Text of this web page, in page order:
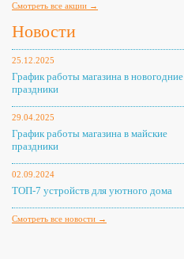
Смотреть все акции →
Новости
25.12.2025
График работы магазина в новогодние
праздники
29.04.2025
График работы магазина в майские
праздники
02.09.2024
ТОП-7 устройств для уютного дома
Смотреть все новости →